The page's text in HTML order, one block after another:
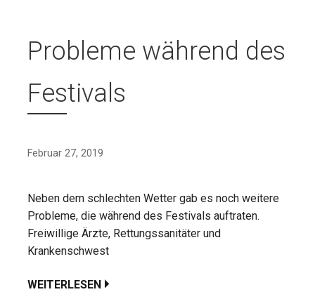
Probleme während des
Festivals
Februar 27, 2019
Neben dem schlechten Wetter gab es noch weitere
Probleme, die während des Festivals auftraten.
Freiwillige Ärzte, Rettungssanitäter und
Krankenschwest
WEITERLESEN